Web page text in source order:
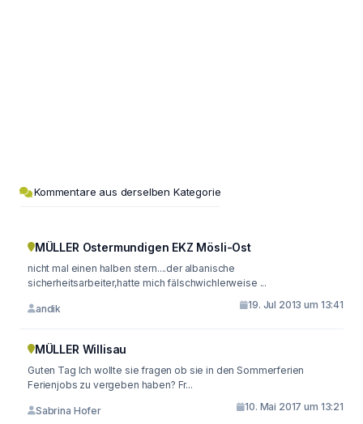
Kommentare aus derselben Kategorie
MÜLLER Ostermundigen EKZ Mösli-Ost
nicht mal einen halben stern....der albanische
sicherheitsarbeiter,hatte mich fälschwichlerweise ...
andik 19. Jul 2013 um 13:41
MÜLLER Willisau
Guten Tag Ich wollte sie fragen ob sie in den Sommerferien
Ferienjobs zu vergeben haben? Fr...
Sabrina Hofer 10. Mai 2017 um 13:21